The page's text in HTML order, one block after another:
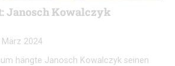
Janosch Kowalczyk
März 2024
hängte Janosch Kowalczyk seinen